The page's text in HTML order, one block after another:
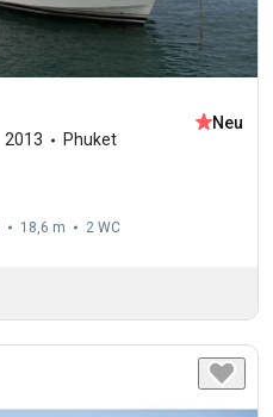
2013 Phuket
Neu
18,6 m 2 WC